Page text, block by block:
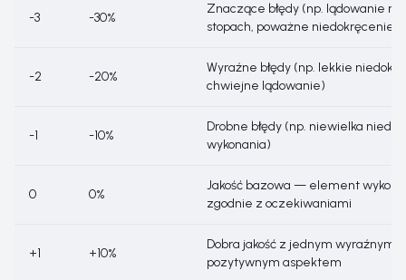
-3 -30%
Znaczące błędy (np. lądowanie na
stopach, poważne niedokręcenie)
-2 -20%
Wyraźne błędy (np. lekkie
chwiejne lądowanie)
-1 -10%
Drobne błędy (np. niewielka
wykonania)
0 0%
Jakość bazowa — element
zgodnie z oczekiwaniami
+1 +10%
Dobra jakość z jednym wyraźnym
pozytywnym aspektem